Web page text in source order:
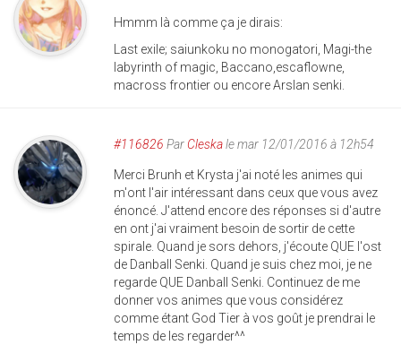
Hmmm là comme ça je dirais:
Last exile; saiunkoku no monogatori, Magi-the
labyrinth of magic, Baccano,escaflowne,
macross frontier ou encore Arslan senki.
#116826 Par Cleskale mar 12/01/2016 à 12h54
Merci Brunh et Krysta j'ai noté les animes qui
m'ont l'air intéressant dans ceux que vous avez
énoncé. J'attend encore des réponses si d'autre
en ont j'ai vraiment besoin de sortir de cette
spirale. Quand je sors dehors, j'écoute QUE l'ost
de Danball Senki. Quand je suis chez moi, je ne
regarde QUE Danball Senki. Continuez de me
donner vos animes que vous considérez
comme étant God Tier à vos goût je prendrai le
temps de les regarder^^